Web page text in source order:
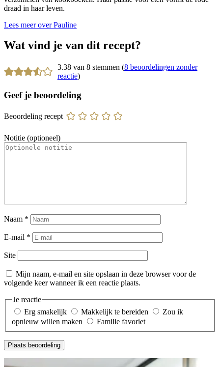
draad in haar leven.
Lees meer over Pauline
Wat vind je van dit recept?
3.38 van 8 stemmen (8 beoordelingen zonder
reactie)
Geef je beoordeling
Beoordeling recept
Notitie (optioneel)
Naam *
E-mail *
Site
Mijn naam, e-mail en site opslaan in deze browser voor de
volgende keer wanneer ik een reactie plaats.
Je reactie
Erg smakelijk
Makkelijk te bereiden
Zou ik
opnieuw willen maken
Familie favoriet
Plaats beoordeling